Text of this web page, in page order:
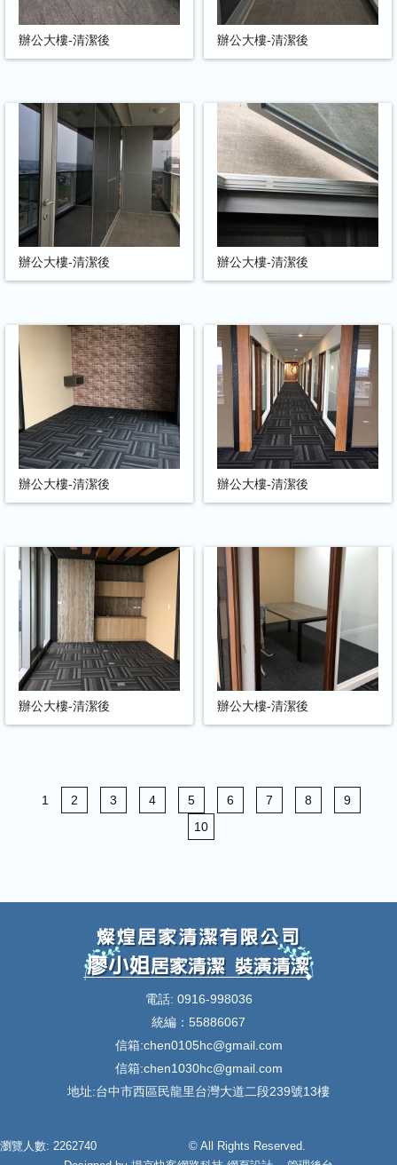
辦公大樓-清潔後 辦公大樓-清潔後
辦公大樓-清潔後 辦公大樓-清潔後
辦公大樓-清潔後 辦公大樓-清潔後
辦公大樓-清潔後 辦公大樓-清潔後
1 2 3 4 5 6 7 8
9
10
電話: 0916-998036
統編：55886067
信箱:chen0105hc@gmail.com
信箱:chen1030hc@gmail.com
地址:台中市西區民龍里台灣大道二段239號13樓
瀏覽人數: 2262740
© All Rights Reserved.